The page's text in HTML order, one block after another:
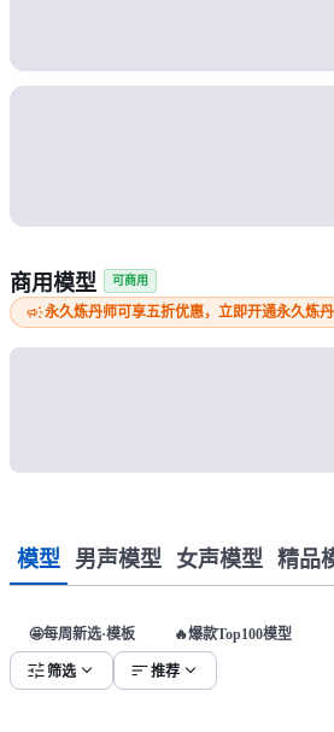
商用模型 可商用
campaign永久炼丹师可享五折优惠，立即开通永久炼
模型 男声模型 女声模型 精品
🤩每周新选·模板 🔥爆款Top100模型
tune筛选 expand_more sort推荐 expand_more